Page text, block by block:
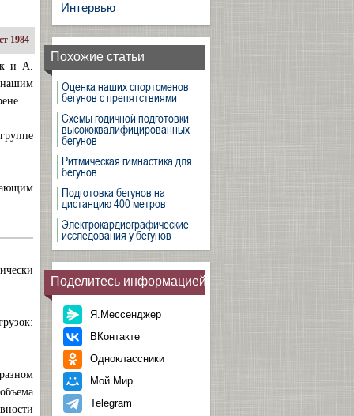
1984
и А.
Интервью
Похожие статьи
Оценка наших спортсменов
бегунов с препятствиями
Схемы годичной подготовки
высококвалифицированных
бегунов
Ритмическая гимнастика для
бегунов
Подготовка бегунов на
дистанцию 400 метров
Электрокардиографические
исследования у бегунов
Поделитесь информацией
Я.Мессенджер
ВКонтакте
Одноклассники
Мой Мир
Telegram